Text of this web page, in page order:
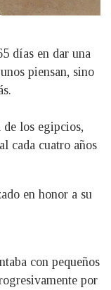
días en dar una
piensan, sino
los egipcios,
cada cuatro años
en honor a su
con pequeños
por